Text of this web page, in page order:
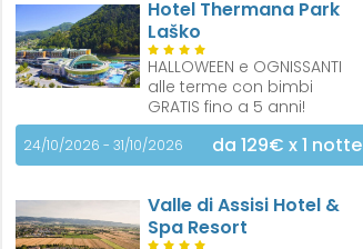
Hotel Thermana Park
Laško
HALLOWEEN e OGNISSANTI
alle terme con bimbi
GRATIS fino a 5 anni!
24/10/2026 - 31/10/2026 da 129€ x 1 notte
Valle di Assisi Hotel &
Spa Resort